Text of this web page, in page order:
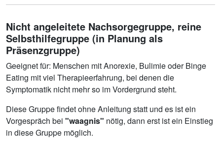
Nicht angeleitete Nachsorgegruppe, reine
Selbsthilfegruppe (in Planung als
Präsenzgruppe)
Geeignet für: Menschen mit Anorexie, Bulimie oder Binge
Eating mit viel Therapieerfahrung, bei denen die
Symptomatik nicht mehr so im Vordergrund steht.
Diese Gruppe findet ohne Anleitung statt und es ist ein
Vorgespräch bei "waagnis" nötig, dann erst ist ein Einstieg
in diese Gruppe möglich.